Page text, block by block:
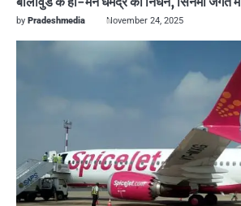
by Pradeshmedia November 24, 2025